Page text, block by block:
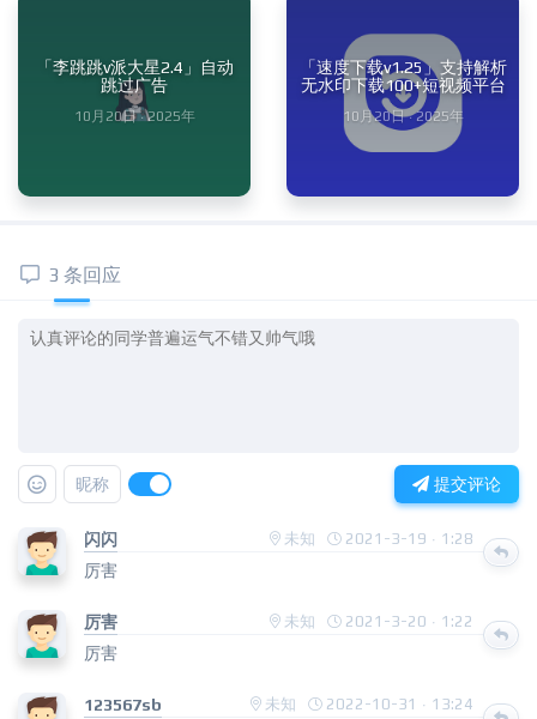
「李跳跳v派大星2.4」自动
跳过广告
10月20日 · 2025年
「速度下载v1.25」支持解析
无水印下载100+短视频平台
10月20日 · 2025年
3 条回应
昵称 提交评论
闪闪 未知 2021-3-19 · 1:28
厉害
厉害 未知 2021-3-20 · 1:22
厉害
123567sb 未知 2022-10-31 · 13:24